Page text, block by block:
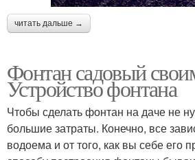
читать дальше →
Фонтан садовый
Устройство фонтана
Чтобы сделать фонтан на даче не
большие затраты. Конечно, все
водоема и от того, как вы себе его